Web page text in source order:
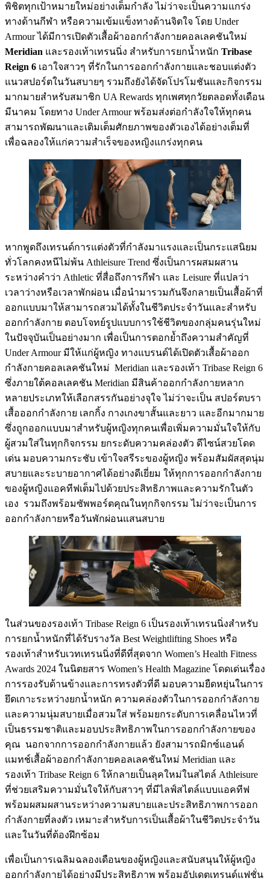
พิชิตทุกเป้าหมายใหมอย่างเต็มกำลัง ไม่ว่าจะเป็นความแกร่ง
ทางด้านกีฬา หรือความเข้มแข็งทางด้านจิตใจ โดย Under
Armour ได้มีการเปิดตัวเสื้อผ้าออกกำลังกายคอลเลคชันใหม่
Meridian และรองเท้าเทรนนิ่ง สำหรับการยกน้ำหนัก Tribase
Reign 6 เอาใจสาวๆ ที่รักในการออกกำลังกายและชอบแต่งตัว
แนวสปอร์ตในวันสบายๆ รวมถึงยังได้จัดโปรโมชันและกิจกรรม
มากมายสำหรับสมาชิก UA Rewards ทุกเพศทุกวัยตลอดทั้งเดือน
มีนาคม โดยทาง Under Armour พร้อมส่งต่อกำลังใจให้ทุกคน
สามารถพัฒนาและเติมเต็มศักยภาพของตัวเองได้อย่างเต็มที่
เพื่อฉลองให้แก่ความสำเร็จของหญิงแกร่งทุกคน
หากพูดถึงเทรนด์การแต่งตัวที่กำลังมาแรงและเป็นกระเเสนิยม
ทั่วโลกคงหนีไม่พ้น Athleisure Trend ซึ่งเป็นการผสมผสาน
ระหว่างคำว่า Athletic ที่สื่อถึงการกีฬา และ Leisure ที่แปลว่า
เวลาว่างหรือเวลาพักผ่อน เมื่อนำมารวมกันจึงกลายเป็นเสื้อผ้าที่
ออกเเบบมาให้สามารถสวมได้ทั้งในชีวิตประจำวันเเละสำหรับ
ออกกำลังกาย ตอบโจทย์รูปแบบการใช้ชีวิตของกลุ่มคนรุ่นใหม่
ในปัจจุบันเป็นอย่างมาก เพื่อเป็นการตอกย้ำถึงความสำคัญที่
Under Armour มีให้แก่ผู้หญิง ทางแบรนด์ได้เปิดตัวเสื้อผ้าออก
กำลังกายคอลเลคชันใหม่ Meridian และรองเท้า Tribase Reign 6
ซึ่งภายใต้คอลเลคชัน Meridian มีสินค้าออกกำลังกายหลาก
หลายประเภทให้เลือกสรรกันอย่างจุใจ ไม่ว่าจะเป็น สปอร์ตบรา
เสื้อออกกำลังกาย เลกกิ้ง กางเกงขาสั้นและยาว และอีกมากมาย
ซึ่งถูกออกแบบมาสำหรับผู้หญิงทุกคนเพื่อเพิ่มความมั่นใจให้กับ
ผู้สวมใส่ในทุกกิจกรรม ยกระดับความคล่องตัว ดีไซน์สวยโดด
เด่น มอบความกระชับ เข้าใจสรีระของผู้หญิง พร้อมสัมผัสสุดนุ่ม
สบายและระบายอากาศได้อย่างดีเยี่ยม ให้ทุกการออกกำลังกาย
ของผู้หญิงแอคทีฟเต็มไปด้วยประสิทธิภาพและความรักในตัว
เอง รวมถึงพร้อมซัพพอร์ตคุณในทุกกิจกรรม ไม่ว่าจะเป็นการ
ออกกำลังกายหรือวันพักผ่อนแสนสบาย
ในส่วนของรองเท้า Tribase Reign 6 เป็นรองเท้าเทรนนิ่งสำหรับ
การยกน้ำหนักที่ได้รับรางวัล Best Weightlifting Shoes หรือ
รองเท้าสำหรับเวทเทรนนิ่งที่ดีที่สุดจาก Women’s Health Fitness
Awards 2024 ในนิตยสาร Women’s Health Magazine โดดเด่นเรื่อง
การรองรับด้านข้างและการทรงตัวที่ดี มอบความยืดหยุ่นในการ
ยึดเกาะระหว่างยกน้ำหนัก ความคล่องตัวในการออกกำลังกาย
และความนุ่มสบายเมื่อสวมใส่ พร้อมยกระดับการเคลื่อนไหวที่
เป็นธรรมชาติและมอบประสิทธิภาพในการออกกำลังกายของ
คุณ นอกจากการออกกำลังกายแล้ว ยังสามารถมิกซ์แอนด์
แมทช์เสื้อผ้าออกกำลังกายคอลเลคชันใหม่ Meridian และ
รองเท้า Tribase Reign 6 ให้กลายเป็นลุคใหม่ในสไตล์ Athleisure
ที่ช่วยเสริมความมั่นใจให้กับสาวๆ ที่มีไลฟ์สไตล์แบบแอคทีฟ
พร้อมผสมผสานระหว่างความสบายและประสิทธิภาพการออก
กำลังกายที่ลงตัว เหมาะสำหรับการเป็นเสื้อผ้าในชีวิตประจำวัน
และในวันที่ต้องฝึกซ้อม
เพื่อเป็นการเฉลิมฉลองเดือนของผู้หญิงและสนับสนุนให้ผู้หญิง
ออกกำลังกายได้อย่างมีประสิทธิภาพ พร้อมอัปเดตเทรนด์แฟชั่น